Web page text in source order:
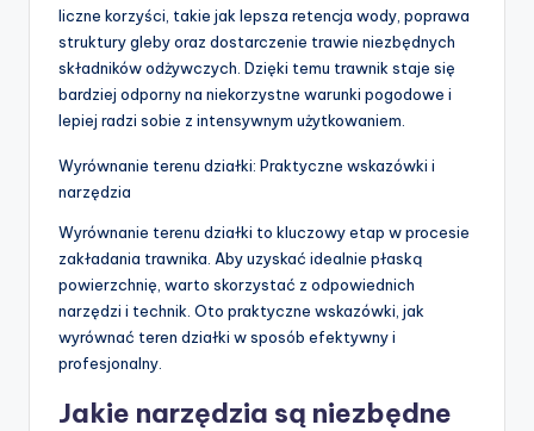
liczne korzyści, takie jak lepsza retencja wody, poprawa
struktury gleby oraz dostarczenie trawie niezbędnych
składników odżywczych. Dzięki temu trawnik staje się
bardziej odporny na niekorzystne warunki pogodowe i
lepiej radzi sobie z intensywnym użytkowaniem.
Wyrównanie terenu działki: Praktyczne wskazówki i
narzędzia
Wyrównanie terenu działki to kluczowy etap w procesie
zakładania trawnika. Aby uzyskać idealnie płaską
powierzchnię, warto skorzystać z odpowiednich
narzędzi i technik. Oto praktyczne wskazówki, jak
wyrównać teren działki w sposób efektywny i
profesjonalny.
Jakie narzędzia są niezbędne